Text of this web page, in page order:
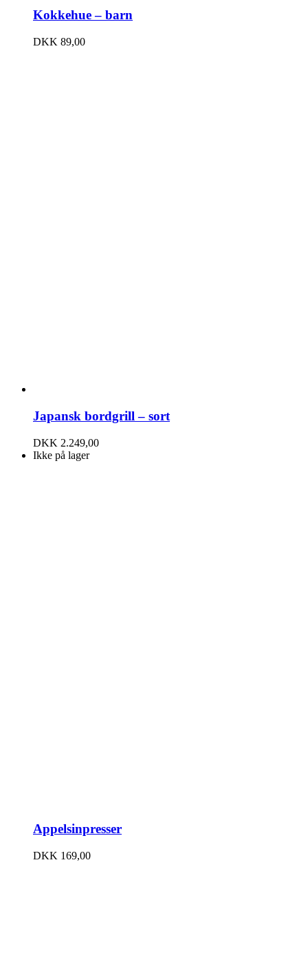
Kokkehue – barn
DKK 89,00
Japansk bordgrill – sort
DKK 2.249,00
Ikke på lager
Appelsinpresser
DKK 169,00